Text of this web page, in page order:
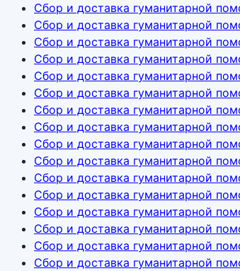
Сбор и доставка гуманитарной
Сбор и доставка гуманитарной
Сбор и доставка гуманитарной
Сбор и доставка гуманитарной
Сбор и доставка гуманитарной
Сбор и доставка гуманитарной
Сбор и доставка гуманитарной
Сбор и доставка гуманитарной
Сбор и доставка гуманитарной
Сбор и доставка гуманитарной
Сбор и доставка гуманитарной
Сбор и доставка гуманитарной
Сбор и доставка гуманитарной
Сбор и доставка гуманитарной
Сбор и доставка гуманитарной
Сбор и доставка гуманитарной